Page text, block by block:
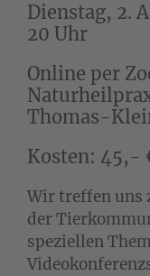
Dienstag, 2.
20 Uhr
Online per
Thomas-
Kosten: 45,-
Wir treffen uns
der
speziellen